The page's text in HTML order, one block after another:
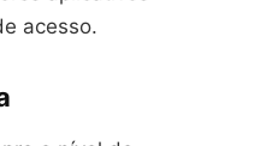
acesso.